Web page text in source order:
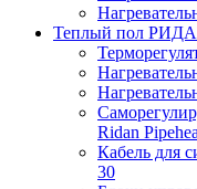
Теплый пол
Ridan
Кабель для
30